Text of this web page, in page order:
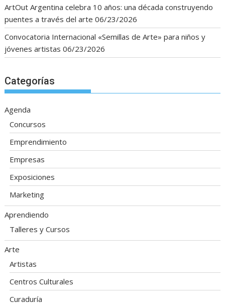
ArtOut Argentina celebra 10 años: una década construyendo
puentes a través del arte 06/23/2026
Convocatoria Internacional «Semillas de Arte» para niños y
jóvenes artistas 06/23/2026
Categorías
Agenda
Concursos
Emprendimiento
Empresas
Exposiciones
Marketing
Aprendiendo
Talleres y Cursos
Arte
Artistas
Centros Culturales
Curaduría